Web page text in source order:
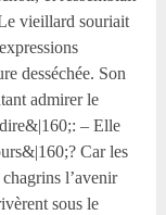
vieillard souriait
desséchée. Son
admirer le
– Elle
Car les
l’avenir
sous le